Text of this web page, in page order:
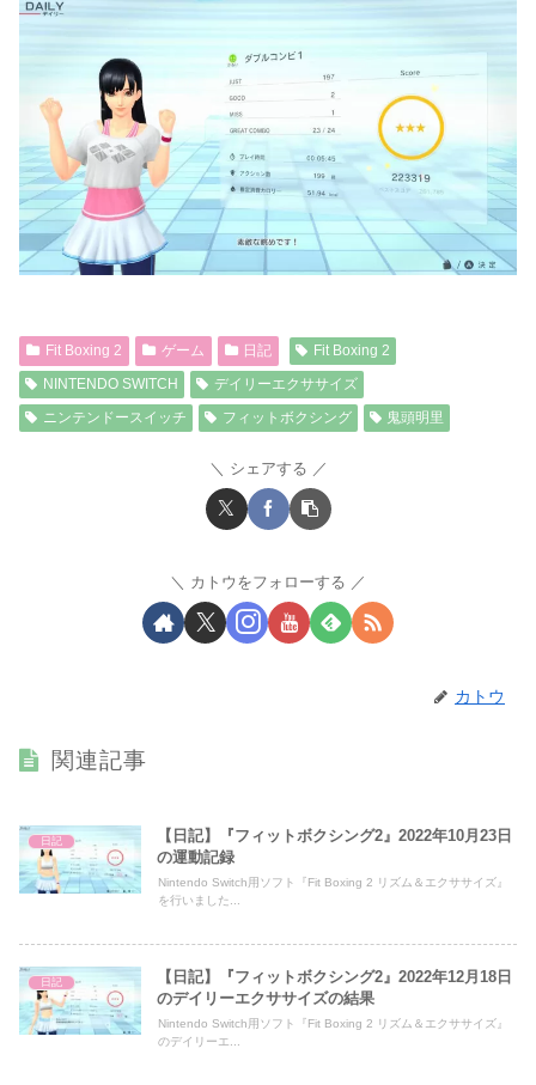
Fit Boxing 2 ゲーム 日記
Fit Boxing 2
NINTENDO SWITCH
デイリーエクササイズ
ニンテンドースイッチ
フィットボクシング 鬼頭明里
シェアする
カトウをフォローする
カトウ
関連記事
日記
【日記】『フィットボクシング2』2022年10月23日
の運動記録
Nintendo Switch用ソフト『Fit Boxing 2 リズム＆エクササイズ』
を行いました...
日記
【日記】『フィットボクシング2』2022年12月18日
のデイリーエクササイズの結果
Nintendo Switch用ソフト『Fit Boxing 2 リズム＆エクササイズ』
のデイリーエ...